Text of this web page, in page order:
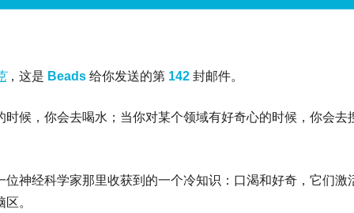
，这是 Beads 给你发送的第 142 封邮件。
时候，你会去喝水；当你对某个领域有好奇心的时候，你会去
位神经科学家那里收获到的一个冷知识：口渴和好奇，它们激
。